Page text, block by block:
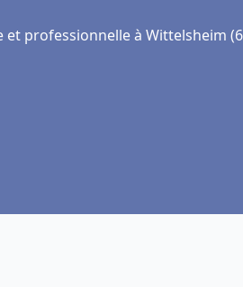
professionnelle à Wittelsheim